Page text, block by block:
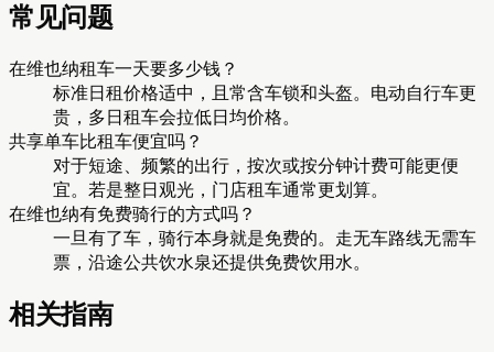
常见问题
在维也纳租车一天要多少钱？
标准日租价格适中，且常含车锁和头盔。电动自行车更
贵，多日租车会拉低日均价格。
共享单车比租车便宜吗？
对于短途、频繁的出行，按次或按分钟计费可能更便
宜。若是整日观光，门店租车通常更划算。
在维也纳有免费骑行的方式吗？
一旦有了车，骑行本身就是免费的。走无车路线无需车
票，沿途公共饮水泉还提供免费饮用水。
相关指南